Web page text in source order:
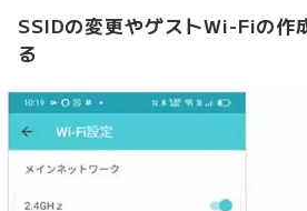
SSIDの変更やゲストWi-Fiの作
る